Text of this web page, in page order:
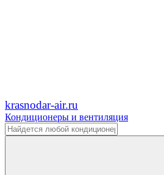
krasnodar-air.ru
Кондиционеры и вентиляция